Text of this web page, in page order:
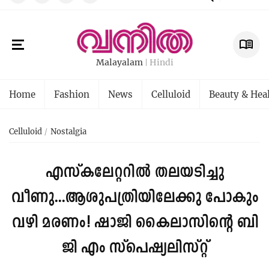
Malayalam Hindi
Home Fashion News Celluloid Beauty &
Celluloid Nostalgia
എസ്കലേറ്ററില്‍ തലയടിച്ചു
വീണു...ആശുപത്രിയിലേക്കു പോകും
വഴി മരണം! ഷാജി കൈലാസിന്റെ ബി
ജി എം സ്പെഷ്യലിസ്റ്റ്